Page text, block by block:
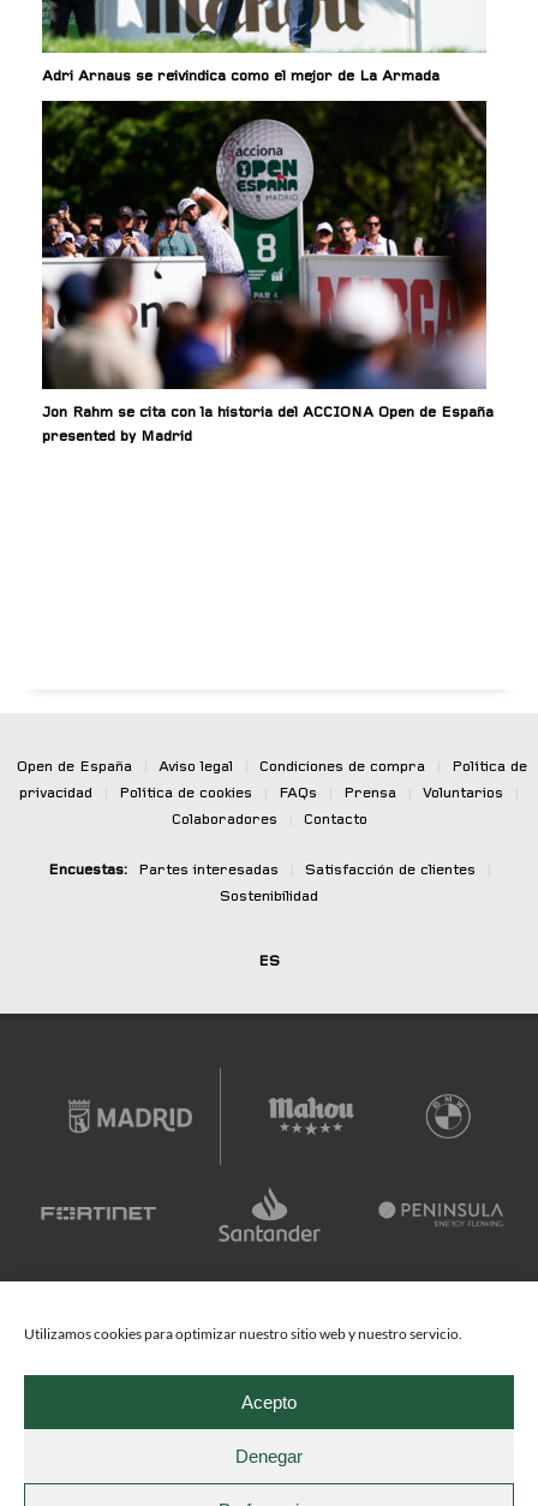
Utilizamos cookies para optimizar nuestro sitio web y nuestro servicio.
Acepto
Denegar
Adri Arnaus se reivindica como el mejor de La Armada
Jon Rahm se cita con la historia del ACCIONA Open de España
presented by Madrid
Open de España Aviso legal Condiciones de compra
Política de
privacidad
Política de cookies FAQs Prensa Voluntarios
Colaboradores
Contacto
Encuestas: Partes interesadas Satisfacción de clientes
Sostenibilidad
ES